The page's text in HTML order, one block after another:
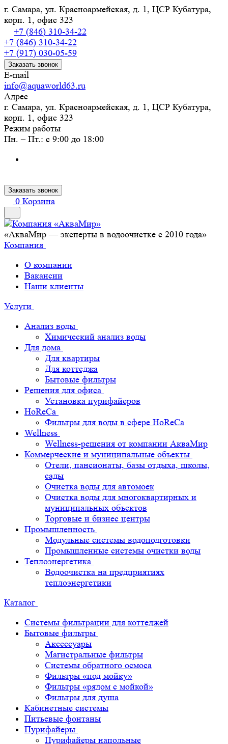
г. Самара, ул. Красноармейская, д. 1, ЦСР Кубатура,
корп. 1, офис 323
+7 (846) 310-34-22
+7 (846) 310-34-22
+7 (917) 030-05-59
Заказать звонок
E-mail
info@aquaworld63.ru
Адрес
г. Самара, ул. Красноармейская, д. 1, ЦСР Кубатура,
корп. 1, офис 323
Режим работы
Пн. – Пт.: с 9:00 до 18:00
Заказать звонок
0 Корзина
«АкваМир — эксперты в водоочистке с 2010 года»
Компания
О компании
Вакансии
Наши клиенты
Услуги
Анализ воды
Химический анализ воды
Для дома
Для квартиры
Для коттеджа
Бытовые фильтры
Решения для офиса
Установка пурифайеров
HoReCa
Фильтры для воды в сфере HoReCa
Wellness
Wellness-решения от компании АкваМир
Коммерческие и муниципальные объекты
Отели, пансионаты, базы отдыха, школы,
сады
Очистка воды для автомоек
Очистка воды для многоквартирных и
муниципальных объектов
Торговые и бизнес центры
Промышленность
Модульные системы водоподготовки
Промышленные системы очистки воды
Теплоэнергетика
Водоочистка на предприятиях
теплоэнергетики
Каталог
Системы фильтрации для коттеджей
Бытовые фильтры
Аксессуары
Магистральные фильтры
Системы обратного осмоса
Фильтры «под мойку»
Фильтры «рядом с мойкой»
Фильтры для душа
Кабинетные системы
Питьевые фонтаны
Пурифайеры
Пурифайеры напольные